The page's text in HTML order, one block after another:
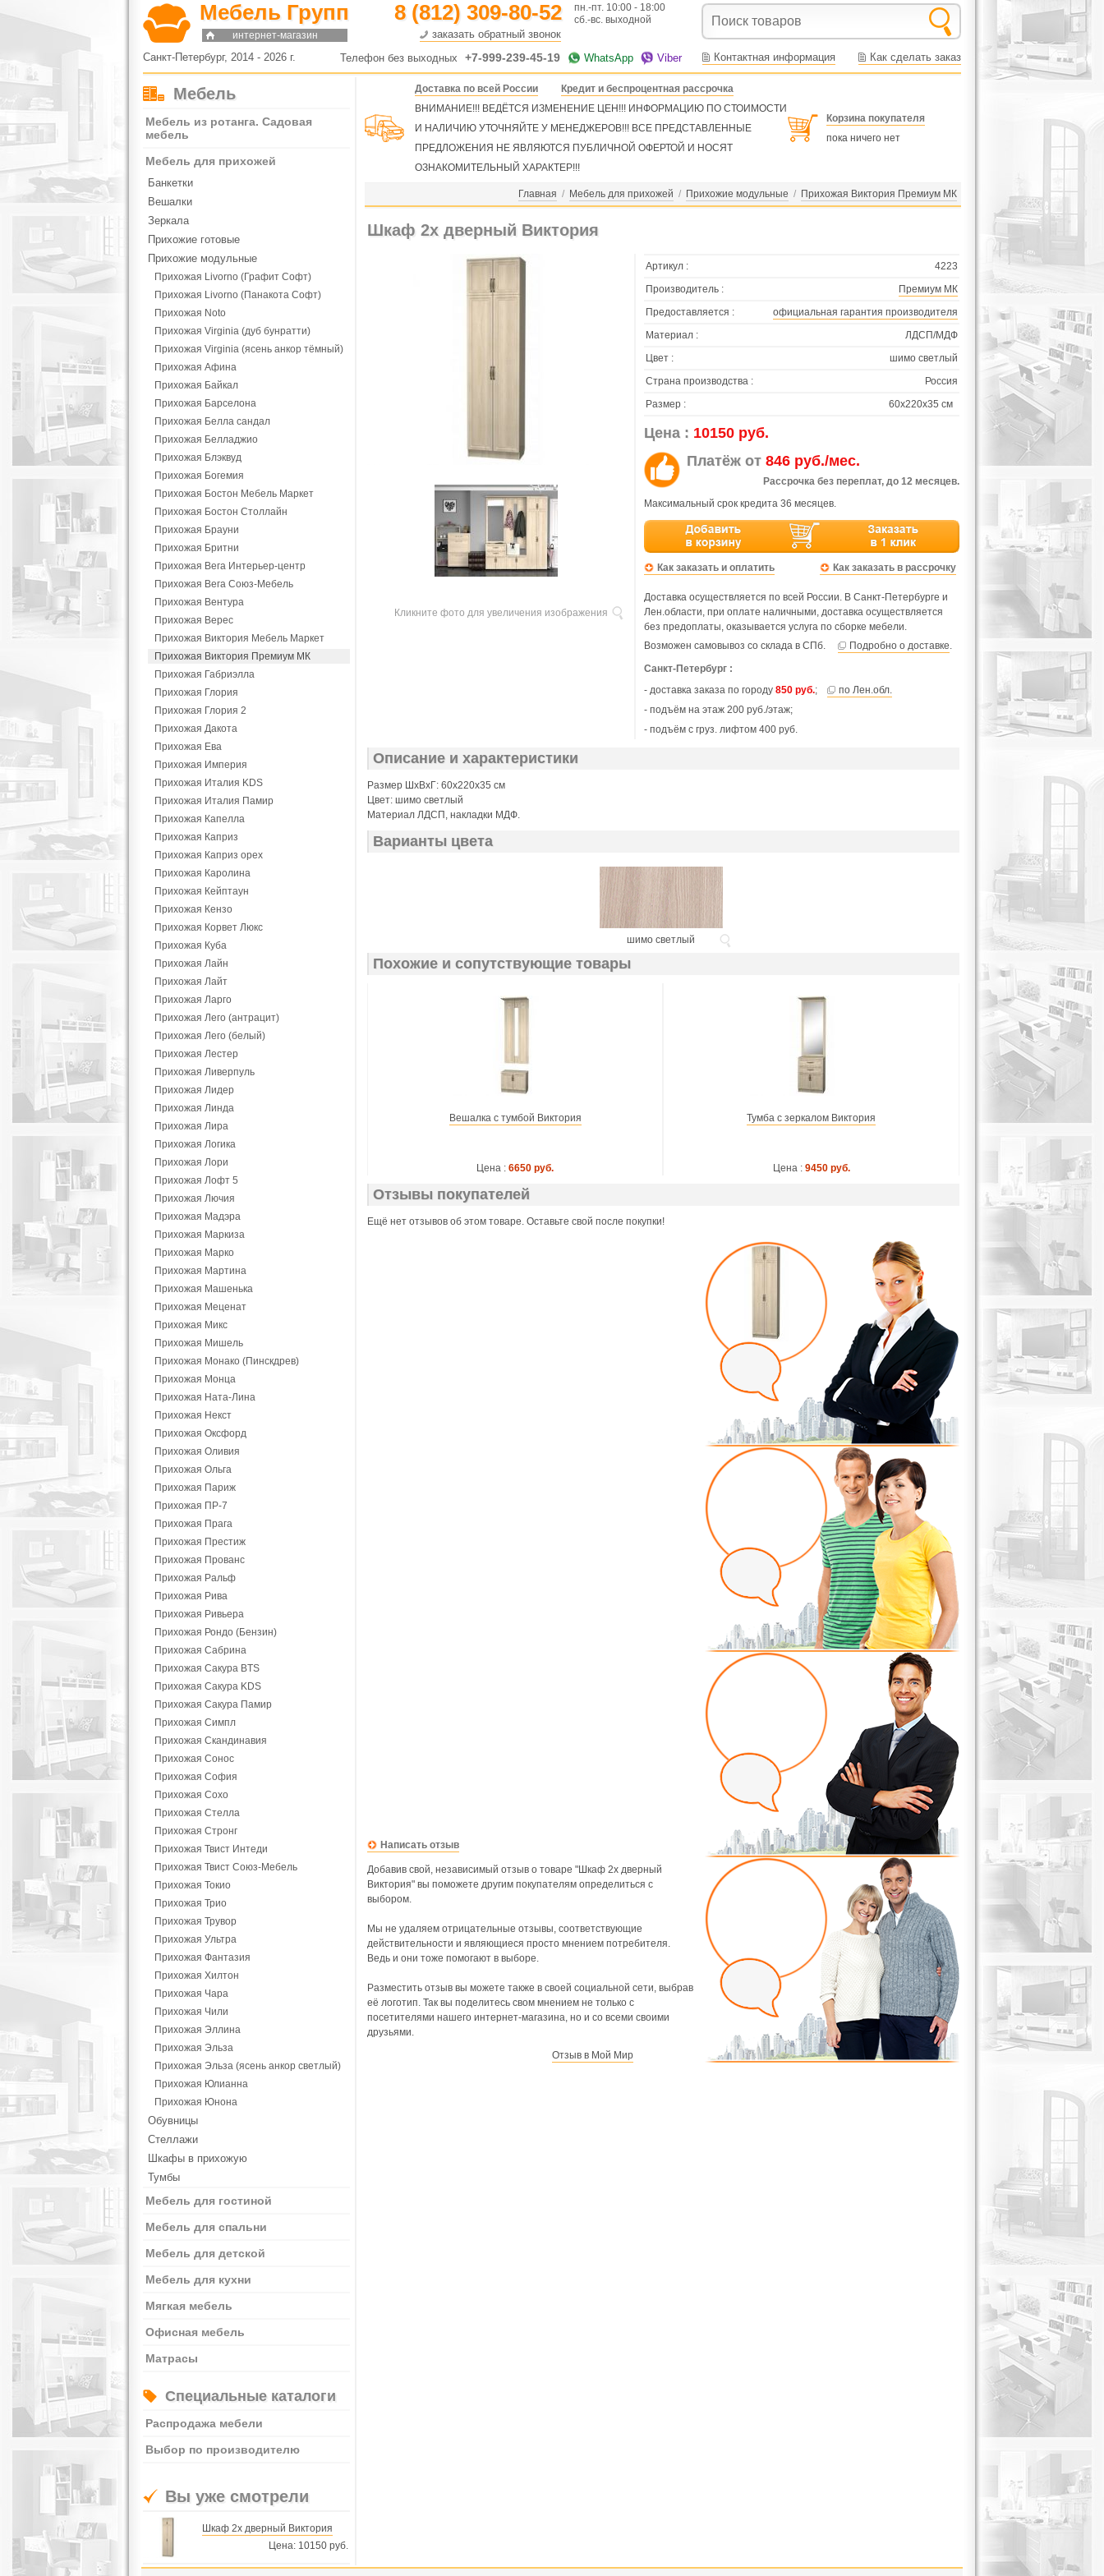
Мебель Групп
интернет-магазин
8 (812) 309-80-52
заказать обратный звонок
пн.-пт. 10:00 - 18:00
сб.-вс. выходной
Санкт-Петербург, 2014 - 2026 г. Телефон без выходных +7-999-239-45-19 WhatsApp Viber Контактная информация Как сделать заказ
Мебель
Мебель из ротанга. Садовая
мебель
Мебель для прихожей
Банкетки
Вешалки
Зеркала
Прихожие готовые
Прихожие модульные
Прихожая Livorno (Графит Софт)
Прихожая Livorno (Панакота Софт)
Прихожая Noto
Прихожая Virginia (дуб бунратти)
Прихожая Virginia (ясень анкор тёмный)
Прихожая Афина
Прихожая Байкал
Прихожая Барселона
Прихожая Белла сандал
Прихожая Белладжио
Прихожая Блэквуд
Прихожая Богемия
Прихожая Бостон Мебель Маркет
Прихожая Бостон Столлайн
Прихожая Брауни
Прихожая Бритни
Прихожая Вега Интерьер-центр
Прихожая Вега Союз-Мебель
Прихожая Вентура
Прихожая Верес
Прихожая Виктория Мебель Маркет
Прихожая Виктория Премиум МК
Прихожая Габриэлла
Прихожая Глория
Прихожая Глория 2
Прихожая Дакота
Прихожая Ева
Прихожая Империя
Прихожая Италия KDS
Прихожая Италия Памир
Прихожая Капелла
Прихожая Каприз
Прихожая Каприз орех
Прихожая Каролина
Прихожая Кейптаун
Прихожая Кензо
Прихожая Корвет Люкс
Прихожая Куба
Прихожая Лайн
Прихожая Лайт
Прихожая Ларго
Прихожая Лего (антрацит)
Прихожая Лего (белый)
Прихожая Лестер
Прихожая Ливерпуль
Прихожая Лидер
Прихожая Линда
Прихожая Лира
Прихожая Логика
Прихожая Лори
Прихожая Лофт 5
Прихожая Лючия
Прихожая Мадэра
Прихожая Маркиза
Прихожая Марко
Прихожая Мартина
Прихожая Машенька
Прихожая Меценат
Прихожая Микс
Прихожая Мишель
Прихожая Монако (Пинскдрев)
Прихожая Монца
Прихожая Ната-Лина
Прихожая Некст
Прихожая Оксфорд
Прихожая Оливия
Прихожая Ольга
Прихожая Париж
Прихожая ПР-7
Прихожая Прага
Прихожая Престиж
Прихожая Прованс
Прихожая Ральф
Прихожая Рива
Прихожая Ривьера
Прихожая Рондо (Бензин)
Прихожая Сабрина
Прихожая Сакура BTS
Прихожая Сакура KDS
Прихожая Сакура Памир
Прихожая Симпл
Прихожая Скандинавия
Прихожая Сонос
Прихожая София
Прихожая Сохо
Прихожая Стелла
Прихожая Стронг
Прихожая Твист Интеди
Прихожая Твист Союз-Мебель
Прихожая Токио
Прихожая Трио
Прихожая Трувор
Прихожая Ультра
Прихожая Фантазия
Прихожая Хилтон
Прихожая Чара
Прихожая Чили
Прихожая Эллина
Прихожая Эльза
Прихожая Эльза (ясень анкор светлый)
Прихожая Юлианна
Прихожая Юнона
Обувницы
Стеллажи
Шкафы в прихожую
Тумбы
Мебель для гостиной
Мебель для спальни
Мебель для детской
Мебель для кухни
Мягкая мебель
Офисная мебель
Матрасы
Специальные каталоги
Распродажа мебели
Выбор по производителю
Вы уже смотрели
Шкаф 2х дверный Виктория
Цена: 10150 руб.
Доставка по всей России
Кредит и беспроцентная рассрочка
ВНИМАНИЕ!!! ВЕДЁТСЯ ИЗМЕНЕНИЕ ЦЕН!!! ИНФОРМАЦИЮ ПО СТОИМОСТИ
И НАЛИЧИЮ УТОЧНЯЙТЕ У МЕНЕДЖЕРОВ!!! ВСЕ ПРЕДСТАВЛЕННЫЕ
ПРЕДЛОЖЕНИЯ НЕ ЯВЛЯЮТСЯ ПУБЛИЧНОЙ ОФЕРТОЙ И НОСЯТ
ОЗНАКОМИТЕЛЬНЫЙ ХАРАКТЕР!!!
Корзина покупателя
пока ничего нет
Главная / Мебель для прихожей / Прихожие модульные / Прихожая Виктория Премиум МК
Шкаф 2х дверный Виктория
Кликните фото для увеличения изображения
Артикул :
4223
Производитель :
Премиум МК
Предоставляется :
официальная гарантия производителя
Материал :
ЛДСП/МДФ
Цвет :
шимо светлый
Страна производства :
Россия
Размер :
60х220х35 см
Цена : 10150 руб.
Платёж от 846 руб./мес.
Рассрочка без переплат, до 12 месяцев.
Максимальный срок кредита 36 месяцев.
Как заказать и оплатить Как заказать в рассрочку
Доставка осуществляется по всей России. В Санкт-Петербурге и
Лен.области, при оплате наличными, доставка осуществляется
без предоплаты, оказывается услуга по сборке мебели.
Возможен самовывоз со склада в СПб.
Подробно о доставке.
Санкт-Петербург :
- доставка заказа по городу 850 руб.;
по Лен.обл.
- подъём на этаж 200 руб./этаж;
- подъём с груз. лифтом 400 руб.
Описание и характеристики
Размер ШхВхГ: 60х220х35 см
Цвет: шимо светлый
Материал ЛДСП, накладки МДФ.
Варианты цвета
шимо светлый
Похожие и сопутствующие товары
Вешалка с тумбой Виктория
Цена : 6650 руб.
Тумба с зеркалом Виктория
Цена : 9450 руб.
Отзывы покупателей
Ещё нет отзывов об этом товаре. Оставьте свой после покупки!
Написать отзыв
Добавив свой, независимый отзыв о товаре "Шкаф 2х дверный
Виктория" вы поможете другим покупателям определиться с
выбором.
Мы не удаляем отрицательные отзывы, соответствующие
действительности и являющиеся просто мнением потребителя.
Ведь и они тоже помогают в выборе.
Разместить отзыв вы можете также в своей социальной сети, выбрав
её логотип. Так вы поделитесь свом мнением не только с
посетителями нашего интернет-магазина, но и со всеми своими
друзьями.
Отзыв в Мой Мир